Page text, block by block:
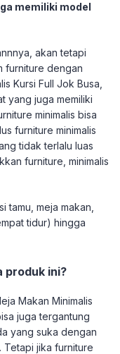
memiliki model
akan tetapi
furniture dengan
Kursi Full Jok Busa,
yang juga memiliki
minimalis bisa
furniture minimalis
tidak terlalu luas
furniture, minimalis
tamu, meja makan,
tidur) hingga
produk ini?
Makan Minimalis
juga tergantung
yang suka dengan
Tetapi jika furniture